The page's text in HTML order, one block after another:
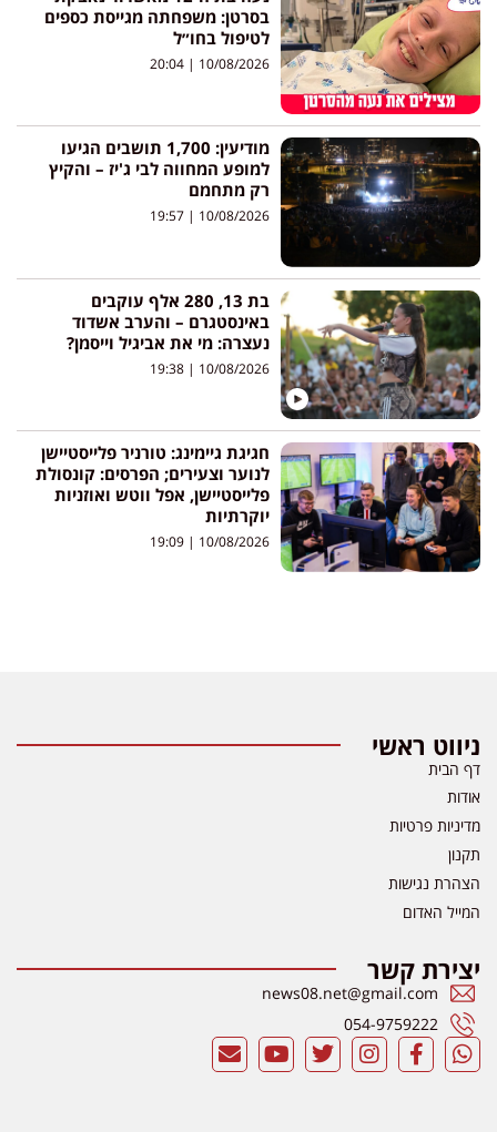
בסרטן: משפחתה מגייסת כספים
לטיפול בחו״ל
10/08/2026
מודיעין: 1,700 תושבים הגיעו
למופע המחווה לבי ג'יז – והקיץ
רק מתחמם
10/08/2026
בת 13, 280 אלף עוקבים
באינסטגרם – והערב אשדוד
נעצרה: מי את אביגיל וייסמן?
10/08/2026
חגיגת גיימינג: טורניר פלייסטיישן
לנוער וצעירים; הפרסים: קונסולת
פלייסטיישן, אפל ווטש ואוזניות
יוקרתיות
10/08/2026
ניווט ראשי
דף הבית
אודות
מדיניות פרטיות
תקנון
הצהרת נגישות
המייל האדום
יצירת קשר
news08.net@gmail.com
054-9759222